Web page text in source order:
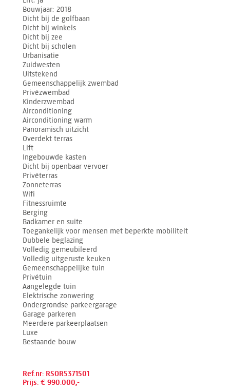
Bouwjaar 2018
Dicht bij de golfbaan
Dicht bij winkels
Dicht bij zee
Dicht bij scholen
Urbanisatie
Zuidwesten
Uitstekend
Gemeenschappelijk zwembad
Privézwembad
Kinderzwembad
Airconditioning
Airconditioning warm
Panoramisch uitzicht
Overdekt terras
Lift
Ingebouwde kasten
Dicht bij openbaar vervoer
Privéterras
Zonneterras
Wifi
Fitnessruimte
Berging
Badkamer en suite
Toegankelijk voor mensen met beperkte mobiliteit
Dubbele beglazing
Volledig gemeubileerd
Volledig uitgeruste keuken
Gemeenschappelijke tuin
Privétuin
Aangelegde tuin
Elektrische zonwering
Ondergrondse parkeergarage
Garage parkeren
Meerdere parkeerplaatsen
Luxe
Bestaande bouw
Ref.nr: RSOR5371501
Prijs: € 990.000,-